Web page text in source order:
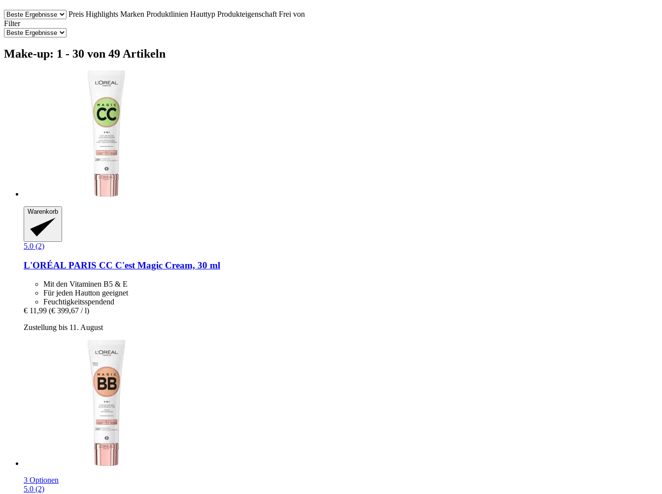
Preis Highlights Marken Produktlinien Hauttyp Produkteigenschaft Frei von
Filter
Make-up: 1 - 30 von 49 Artikeln
Warenkorb
5.0 (2)
L'ORÉAL PARIS CC C'est Magic Cream, 30 ml
Mit den Vitaminen B5 & E
Für jeden Hautton geeignet
Feuchtigkeitsspendend
€ 11,99 (€ 399,67 / l)
Zustellung bis 11. August
3 Optionen
5.0 (2)